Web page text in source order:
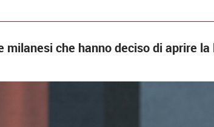
che hanno deciso di aprire